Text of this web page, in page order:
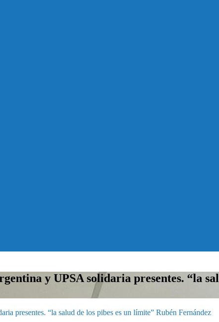
y UPSA solidaria presentes. “la
presentes. “la salud de los pibes es un límite” Rubén Fernández